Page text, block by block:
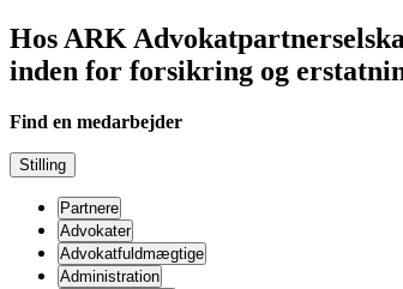
Hos ARK
inden for forsikring og
Find en medarbejder
Stilling
Partnere
Advokater
Advokatfuldmægtige
Administration